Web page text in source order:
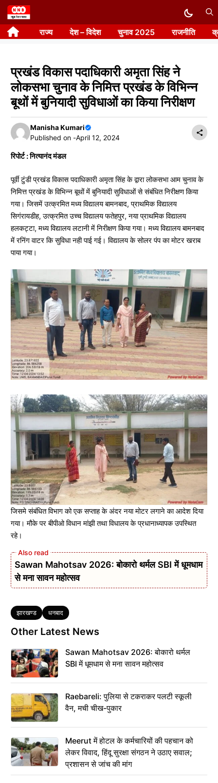
Skip
to
content राज्य देश – विदेश चुनाव 2025 राजनीति
प्रखंड विकास पदाधिकारी अमृता सिंह ने
लोकसभा चुनाव के निमित्त प्रखंड के विभिन्न
बूथों में बुनियादी सुविधाओं का किया निरीक्षण
Manisha Kumari
Published on -April 12, 2024
रिपोर्ट : नित्यानंद मंडल
पूर्वी टुंडी प्रखंड विकास पदाधिकारी अमृता सिंह के द्वारा लोकसभा आम चुनाव के
निमित्त प्रखंड के विभिन्न बूथों में बुनियादी सुविधाओं से संबंधित निरीक्षण किया
गया। जिसमें उत्क्रमित मध्य विद्यालय बामनबाद, प्राथमिक विद्यालय
सिगंरायडीह, उत्क्रमित उच्च विद्यालय फतेहपुर, नया प्राथमिक विद्यालय
हलकट्टा, मध्य विद्यालय लटानी में निरीक्षण किया गया। मध्य विद्यालय बामनबाद
में रनिंग वाटर कि सुविधा नही पाई गई। विद्यालय के सोलर पंप का मोटर खराब
पाया गया।
जिसमे संबंधित विभाग को एक सप्ताह के अंदर नया मोटर लगाने का आदेश दिया
गया। मौके पर बीपीओ विधान मांझी तथा विधालय के प्रधानाध्यापक उपस्थित
रहे।
Sawan Mahotsav 2026: बोकारो थर्मल SBI में धूमधाम
से मना सावन महोत्सव
Tags
झारखण्ड धनबाद
Other Latest News
Sawan Mahotsav 2026: बोकारो थर्मल
SBI में धूमधाम से मना सावन महोत्सव
Raebareli: पुलिया से टकराकर पलटी स्कूली
वैन, मची चीख-पुकार
Meerut में होटल के कर्मचारियों की पहचान को
लेकर विवाद, हिंदू सुरक्षा संगठन ने उठाए सवाल;
प्रशासन से जांच की मांग